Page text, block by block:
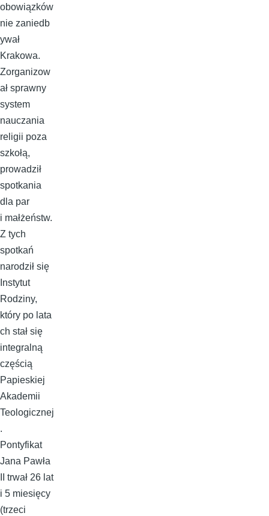
obowiązków
nie zaniedb
ywał
Krakowa.
Zorganizow
ał sprawny
system
nauczania
religii poza
szkołą,
prowadził
spotkania
dla par
i małżeństw.
Z tych
spotkań
narodził się
Instytut
Rodziny,
który po lata
ch stał się
integralną
częścią
Papieskiej
Akademii
Teologicznej
.
Pontyfikat
Jana Pawła
II trwał 26 lat
i 5 miesięcy
(trzeci